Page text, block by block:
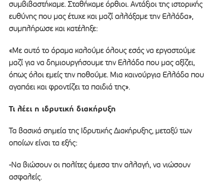
συμβιβαστήκαμε. Σταθήκαμε όρθιοι. Αντάξιοι της ιστορικής
ευθύνης που μας έτυχε και μαζί αλλάξαμε την Ελλάδα»,
συμπλήρωσε και κατέληξε:
«Με αυτό το όραμα καλούμε όλους εσάς να εργαστούμε
μαζί για να δημιουργήσουμε την Ελλάδα που μας αξίζει,
όπως όλοι εμείς την ποθούμε. Μια καινούργια Ελλάδα που
αγαπάει και φροντίζει τα παιδιά της».
Τι λέει η ιδρυτική διακήρυξη
Τα βασικά σημεία της Ιδρυτικής Διακήρυξης, μεταξύ των
οποίων είναι τα εξής:
-Να βιώσουν οι πολίτες άμεσα την αλλαγή, να νιώσουν
ασφαλείς.